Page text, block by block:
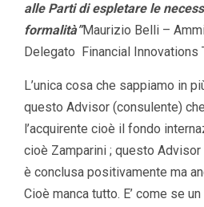
alle Parti di espletare le
formalità”Maurizio Belli –
Delegato Financial Innovations
L’unica cosa che sappiamo in
questo Advisor (consulente)
l’acquirente cioè il fondo
cioè Zamparini ; questo
è conclusa positivamente ma
Cioè manca tutto. E’ come se